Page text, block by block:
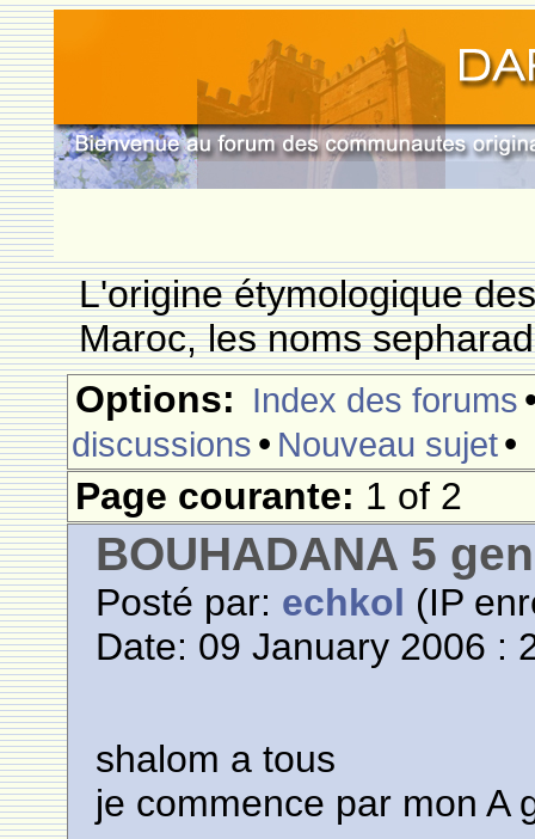
L'origine étymologique
Maroc, les noms
Options: Index des forums
discussions • Nouveau sujet•
Page courante: 1 of 2
BOUHADANA 5
Posté par: echkol (IP
Date: 09 January 2006 :
shalom a tous
je commence par mon A